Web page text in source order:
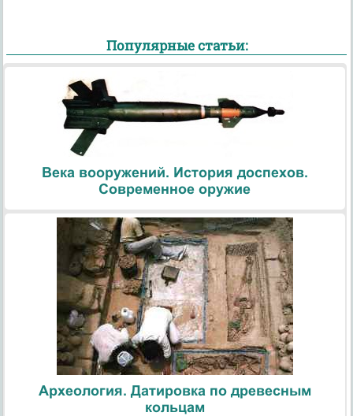
Популярные статьи:
Века вооружений. История доспехов.
Современное оружие
Археология. Датировка по древесным
кольцам